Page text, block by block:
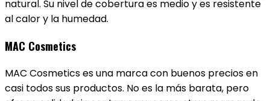
natural. Su nivel de cobertura es medio y es resistente
al calor y la humedad.
MAC Cosmetics
MAC Cosmetics es una marca con buenos precios en
casi todos sus productos. No es la más barata, pero